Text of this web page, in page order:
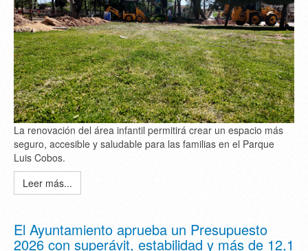
La renovación del área infantil permitirá crear un espacio más
seguro, accesible y saludable para las familias en el Parque
Luis Cobos.
Leer más...
El Ayuntamiento aprueba un Presupuesto
2026 con superávit, estabilidad y más de 12,1